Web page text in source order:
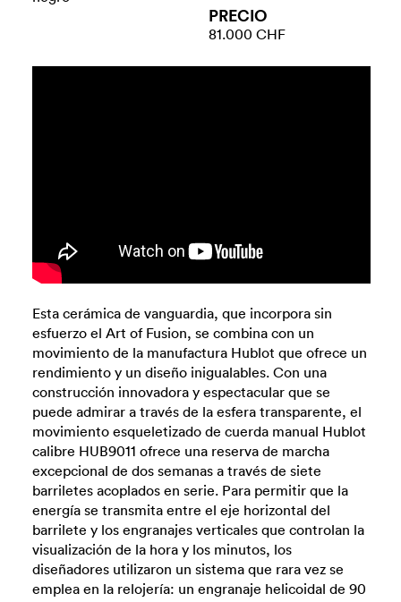
PRECIO
81.000 CHF
Esta cerámica de vanguardia, que incorpora sin
esfuerzo el Art of Fusion, se combina con un
movimiento de la manufactura Hublot que ofrece un
rendimiento y un diseño inigualables. Con una
construcción innovadora y espectacular que se
puede admirar a través de la esfera transparente, el
movimiento esqueletizado de cuerda manual Hublot
calibre HUB9011 ofrece una reserva de marcha
excepcional de dos semanas a través de siete
barriletes acoplados en serie. Para permitir que la
energía se transmita entre el eje horizontal del
barrilete y los engranajes verticales que controlan la
visualización de la hora y los minutos, los
diseñadores utilizaron un sistema que rara vez se
emplea en la relojería: un engranaje helicoidal de 90